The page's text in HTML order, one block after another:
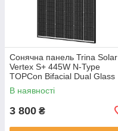
Сонячна панель Trina Solar
Vertex S+ 445W N-Type
TOPCon Bifacial Dual Glass
Black Frame (TSM-
NEG9RC.27)
В наявності
3 800 ₴